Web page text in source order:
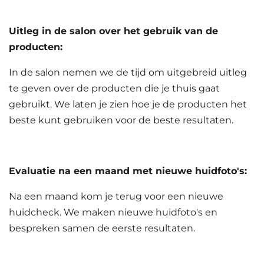
Uitleg in de salon over het gebruik van de
producten:
In de salon nemen we de tijd om uitgebreid uitleg
te geven over de producten die je thuis gaat
gebruikt. We laten je zien hoe je de producten het
beste kunt gebruiken voor de beste resultaten.
Evaluatie na een maand met nieuwe huidfoto's:
Na een maand kom je terug voor een nieuwe
huidcheck. We maken nieuwe huidfoto's en
bespreken samen de eerste resultaten.